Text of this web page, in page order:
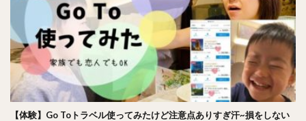
【体験】Go Toトラベル使ってみたけど注意点ありすぎ汗~損をしない